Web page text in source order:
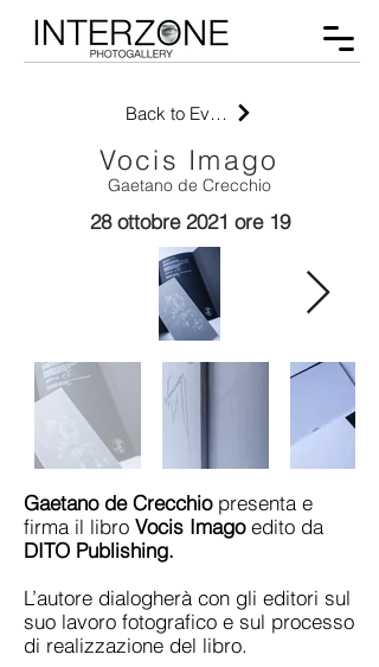
Back to Events
Vocis Imago
Gaetano de Crecchio
28 ottobre 2021 ore 19
Gaetano de Crecchio presenta e
firma il libro Vocis Imagoedito da
DITO Publishing.
L’autore dialogherà con gli editori sul
suo lavoro fotografico e sul processo
di realizzazione del libro.